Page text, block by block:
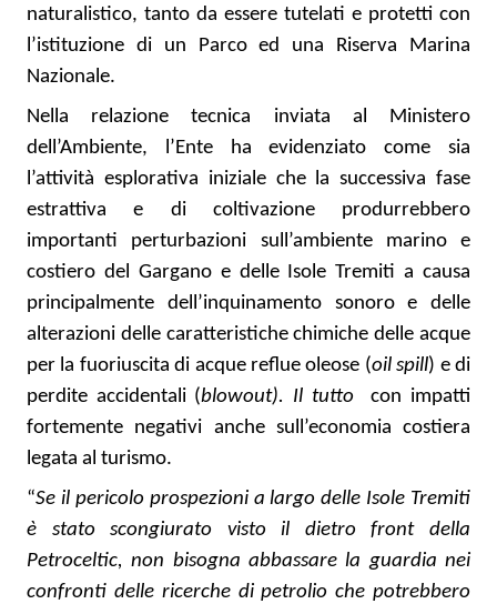
naturalistico, tanto da essere tutelati e protetti con
l’istituzione di un Parco ed una Riserva Marina
Nazionale.
Nella relazione tecnica inviata al Ministero
dell’Ambiente, l’Ente ha evidenziato come sia
l’attività esplorativa iniziale che la successiva fase
estrattiva e di coltivazione produrrebbero
importanti perturbazioni sull’ambiente marino e
costiero del Gargano e delle Isole Tremiti a causa
principalmente dell’inquinamento sonoro e delle
alterazioni delle caratteristiche chimiche delle acque
per la fuoriuscita di acque reflue oleose (oil spill) e di
perdite accidentali (blowout). Il tutto
con impatti
fortemente negativi anche sull’economia costiera
legata al turismo.
“Se il pericolo prospezioni a largo delle Isole Tremiti
è stato scongiurato visto il dietro front della
Petroceltic, non bisogna abbassare la guardia nei
confronti delle ricerche di petrolio che potrebbero